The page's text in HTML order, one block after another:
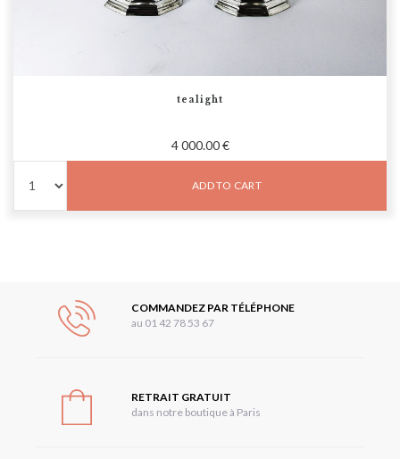
tealight
4 000.00 €
ADD TO CART
COMMANDEZ PAR TÉLÉPHONE
au 01 42 78 53 67
RETRAIT GRATUIT
dans notre boutique à Paris